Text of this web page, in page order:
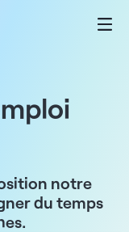
notre
du temps